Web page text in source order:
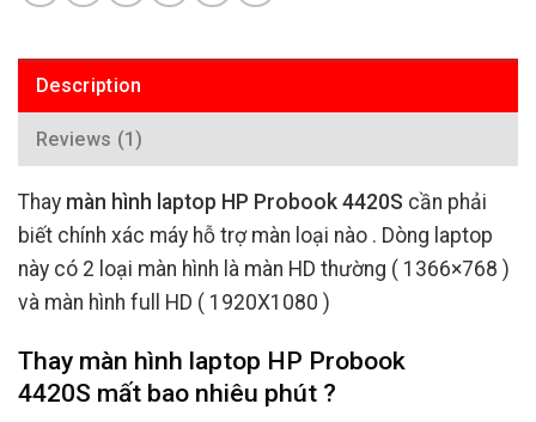
Description
Reviews (1)
Thay màn hình laptop HP Probook 4420S cần phải
biết chính xác máy hỗ trợ màn loại nào . Dòng laptop
này có 2 loại màn hình là màn HD thường ( 1366×768 )
và màn hình full HD ( 1920X1080 )
Thay màn hình laptop HP Probook
4420S mất bao nhiêu phút ?